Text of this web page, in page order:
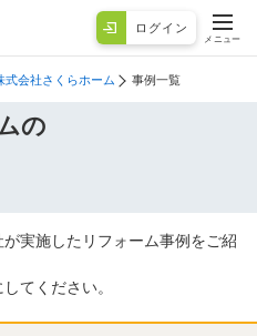
ログイン
メニュー
式会社さくらホーム 事例一覧
の
実施したリフォーム事例をご紹
てください。